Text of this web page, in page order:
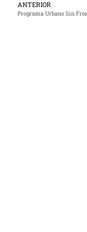
ANTERIOR
Programa Urbano Sin